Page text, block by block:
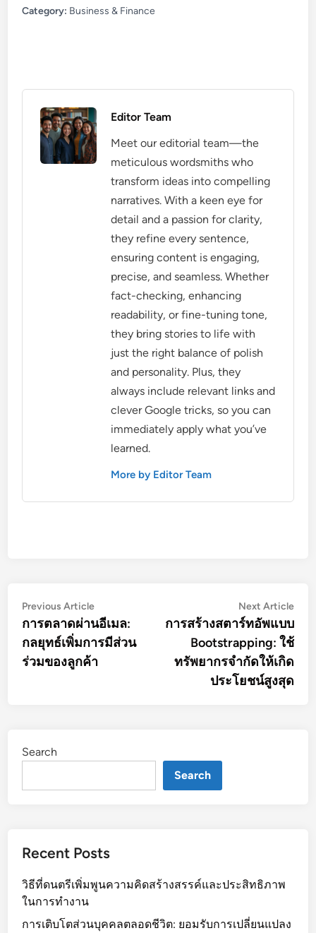
Category: Business & Finance
Editor Team
Meet our editorial team—the
meticulous wordsmiths who
transform ideas into compelling
narratives. With a keen eye for
detail and a passion for clarity,
they refine every sentence,
ensuring content is engaging,
precise, and seamless. Whether
fact-checking, enhancing
readability, or fine-tuning tone,
they bring stories to life with
just the right balance of polish
and personality. Plus, they
always include relevant links and
clever Google tricks, so you can
immediately apply what you’ve
learned.
More by Editor Team
Post
navigation
Previous ArticlePrevious
article:
การตลาดผ่านอีเมล:
กลยุทธ์เพิ่มการมีส่วน
ร่วมของลูกค้า
Next Article
การสร้างสตาร์ทอัพแบบ
Bootstrapping: ใช้
ทรัพยากรจำกัดให้เกิด
ประโยชน์สูงสุด
Search
Search
Recent Posts
วิธีที่ดนตรีเพิ่มพูนความคิดสร้างสรรค์และประสิทธิภาพ
ในการทำงาน
การเติบโตส่วนบุคคลตลอดชีวิต: ยอมรับการเปลี่ยนแปลง